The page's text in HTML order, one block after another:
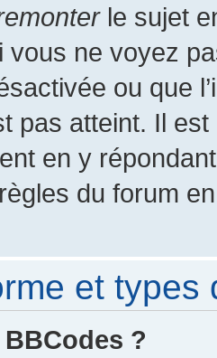
le sujet
vous ne voyez
ou que
pas atteint. Il
en y
du forum
et types
?